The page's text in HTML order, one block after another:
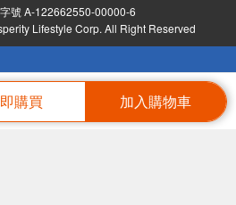
購買 加入購物車
號 A-122662550-00000-6
Lifestyle Corp. All Right Reserved